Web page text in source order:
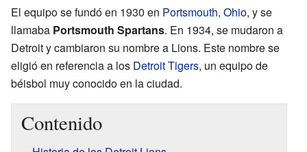
El equipo se fundó en 1930 en Portsmouth, Ohio, y se
llamaba Portsmouth Spartans. En 1934, se mudaron a
Detroit y cambiaron su nombre a Lions. Este nombre se
eligió en referencia a los Detroit Tigers, un equipo de
béisbol muy conocido en la ciudad.
Contenido